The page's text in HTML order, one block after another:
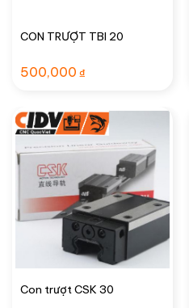
CON TRƯỢT TBI 20
500,000 ₫
Con trượt CSK 30